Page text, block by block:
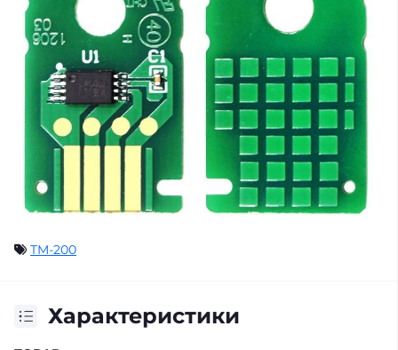
TM-200
Характеристики